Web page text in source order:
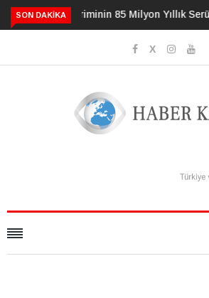
SON DAKIKA 3 Alışkanlık Demansı 13